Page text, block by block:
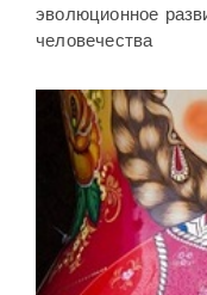
эволюционное
человечества